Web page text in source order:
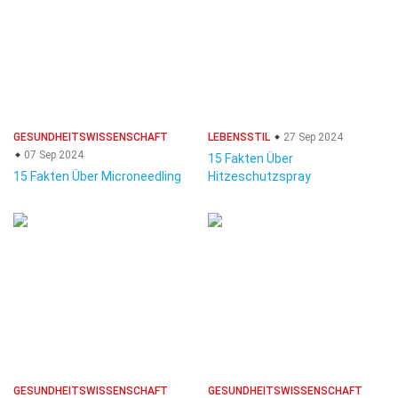
GESUNDHEITSWISSENSCHAFT
07 Sep 2024
15 Fakten Über Microneedling
LEBENSSTIL 27 Sep 2024
15 Fakten Über
Hitzeschutzspray
GESUNDHEITSWISSENSCHAFT
GESUNDHEITSWISSENSCHAFT